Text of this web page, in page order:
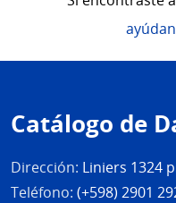
de
página
Catálogo de
Dirección: Liniers 1324
Teléfono: (+598) 2901